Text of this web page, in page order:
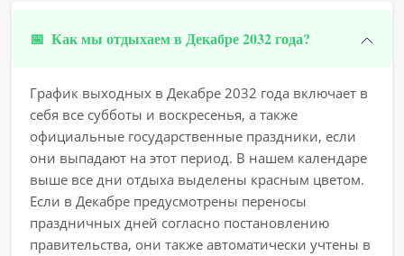
📅 Как мы отдыхаем в Декабре 2032 года?
График выходных в Декабре 2032 года включает в
себя все субботы и воскресенья, а также
официальные государственные праздники, если
они выпадают на этот период. В нашем календаре
выше все дни отдыха выделены красным цветом.
Если в Декабре предусмотрены переносы
праздничных дней согласно постановлению
правительства, они также автоматически учтены в